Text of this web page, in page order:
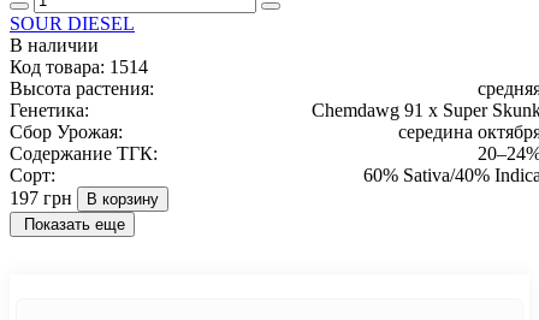
SOUR DIESEL
В наличии
Код товара: 1514
Высота растения:
Генетика:
Chemdawg 91 x Super
Сбор Урожая:
середина
Содержание ТГК:
Сорт:
60% Sativa/40%
197 грн
В корзину
Показать еще